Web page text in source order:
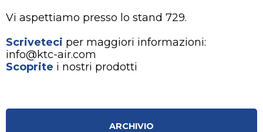
Vi aspettiamo presso lo stand 729.
Scriveteci per maggiori informazioni:
info@ktc-air.com
Scoprite i nostri prodotti
ARCHIVIO